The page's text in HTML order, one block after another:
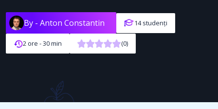
By - Anton Constantin 14 studenți
2 ore - 30 min (0)